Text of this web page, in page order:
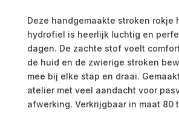
Deze handgemaakte stroken rokje
hydrofiel is heerlijk luchtig en
dagen. De zachte stof voelt
de huid en de zwierige stroken
mee bij elke stap en draai.
atelier met veel aandacht voor
afwerking. Verkrijgbaar in maat 80